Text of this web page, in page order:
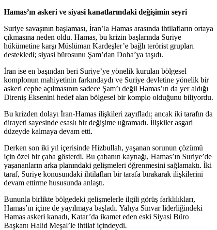
Hamas’ın askeri ve siyasi kanatlarındaki değişimin seyri
Suriye savaşının başlaması, İran’la Hamas arasında ihtilafların ortaya
çıkmasına neden oldu. Hamas, bu krizin başlarında Suriye
hükümetine karşı Müslüman Kardeşler’e bağlı terörist grupları
destekledi; siyasi bürosunu Şam’dan Doha’ya taşıdı.
İran ise en başından beri Suriye’ye yönelik kurulan bölgesel
komplonun mahiyetinin farkındaydı ve Suriye devletine yönelik bir
askeri cephe açılmasının sadece Şam’ı değil Hamas’ın da yer aldığı
Direniş Eksenini hedef alan bölgesel bir komplo olduğunu biliyordu.
Bu krizden dolayı İran-Hamas ilişkileri zayıfladı; ancak iki tarafın da
dirayeti sayesinde esaslı bir değişime uğramadı. İlişkiler asgari
düzeyde kalmaya devam etti.
Derken son iki yıl içerisinde Hizbullah, yaşanan sorunun çözümü
için özel bir çaba gösterdi. Bu çabanın kaynağı, Hamas’ın Suriye’de
yaşananların arka planındaki gelişmeleri öğrenmesini sağlamaktı. İki
taraf, Suriye konusundaki ihtilafları bir tarafa bırakarak ilişkilerini
devam ettirme hususunda anlaştı.
Bununla birlikte bölgedeki gelişmelerle ilgili görüş farklılıkları,
Hamas’ın içine de yayılmaya başladı. Yahya Sinvar liderliğindeki
Hamas askeri kanadı, Katar’da ikamet eden eski Siyasi Büro
Başkanı Halid Meşal’le ihtilaf içindeydi.